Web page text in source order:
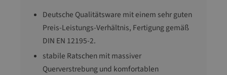
Deutsche Qualitätsware mit einem sehr guten
Preis-Leistungs-Verhältnis, Fertigung gemäß
DIN EN 12195-2.
stabile Ratschen mit massiver
Querverstrebung und komfortablen